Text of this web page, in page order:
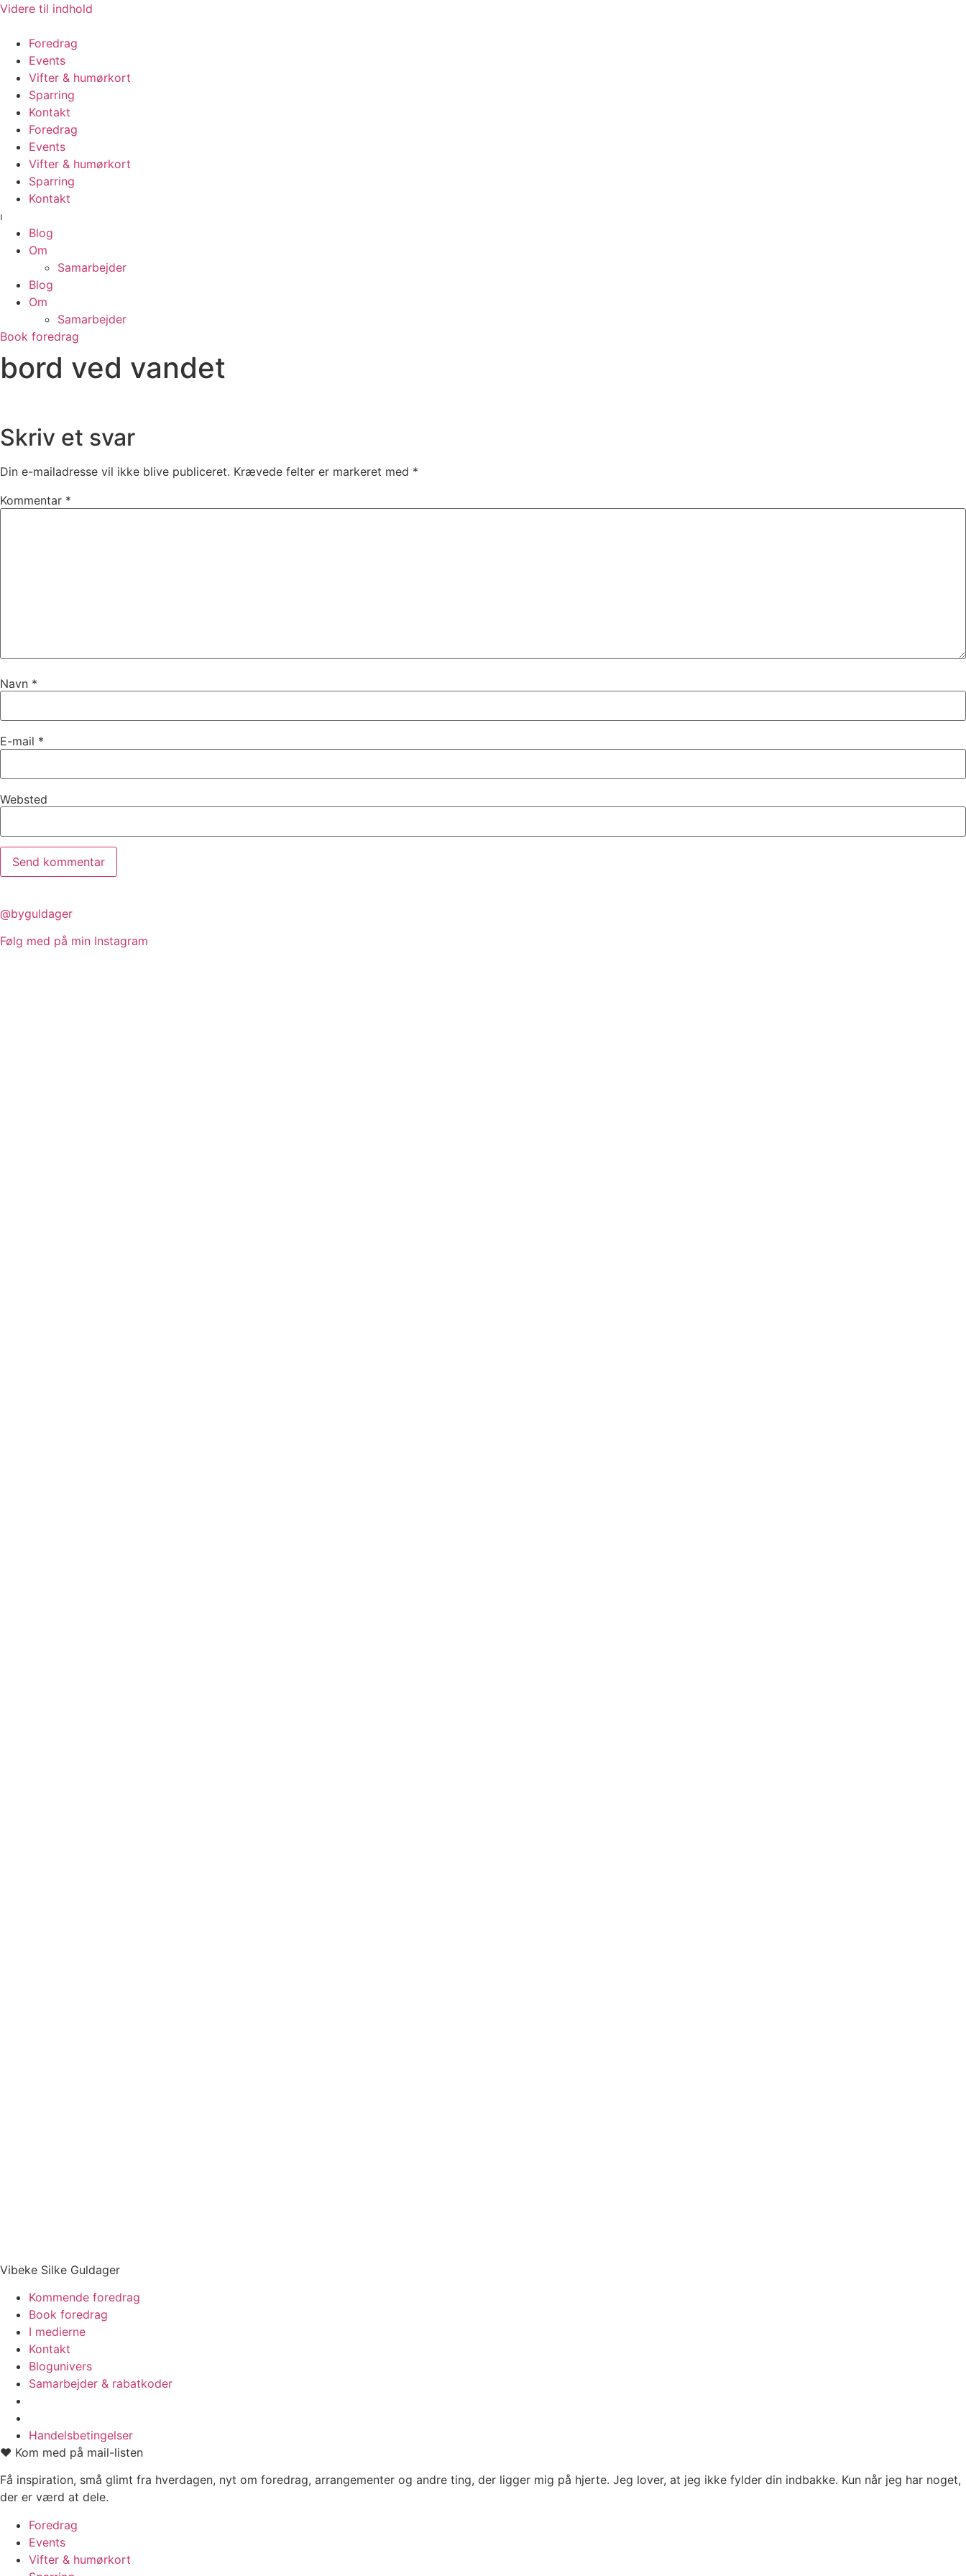
Videre til indhold
Foredrag
Events
Vifter & humørkort
Sparring
Kontakt
Foredrag
Events
Vifter & humørkort
Sparring
Kontakt
⏐
Blog
Om
Samarbejder
Blog
Om
Samarbejder
Book foredrag
bord ved vandet
Skriv et svar
Din e-mailadresse vil ikke blive publiceret. Krævede felter er markeret med *
Kommentar *
Navn *
E-mail *
Websted
@byguldager
Følg med på min Instagram
Vibeke Silke Guldager
Kommende foredrag
Book foredrag
I medierne
Kontakt
Blogunivers
Samarbejder & rabatkoder
Handelsbetingelser
❤️ Kom med på mail-listen
Få inspiration, små glimt fra hverdagen, nyt om foredrag, arrangementer og andre ting, der ligger mig på hjerte. Jeg lover, at jeg ikke fylder din indbakke. Kun når jeg har noget,
der er værd at dele.
Foredrag
Events
Vifter & humørkort